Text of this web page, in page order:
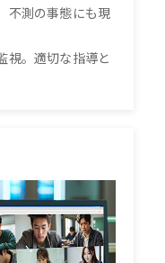
不測の事態にも現
視。適切な指導と